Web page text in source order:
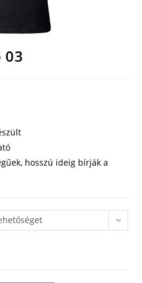
03
hosszú ideig bírják a